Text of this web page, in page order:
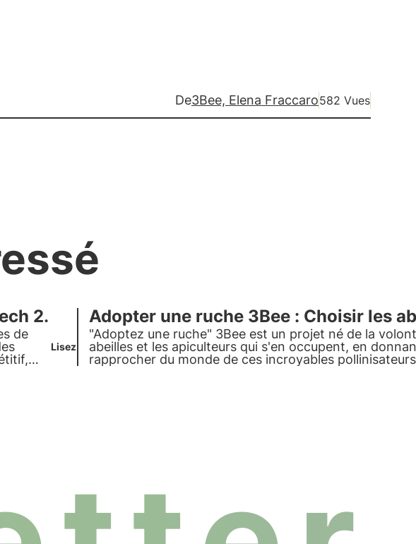
De3Bee, Elena Fraccaro582 Vues
2.
de
Lisez
Adopter une ruche 3Bee : Choisir les
"Adoptez une ruche" 3Bee est un projet né de la
abeilles et les apiculteurs qui s'en occupent, en
rapprocher du monde de ces incroyables